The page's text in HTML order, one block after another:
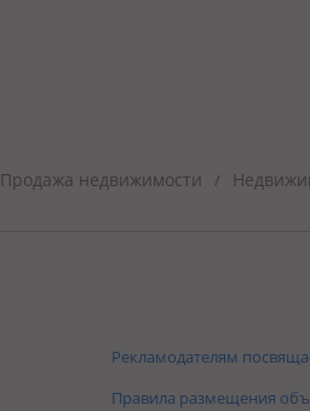
Продажа недвижимости /
Рекламодателям
Правила размещения